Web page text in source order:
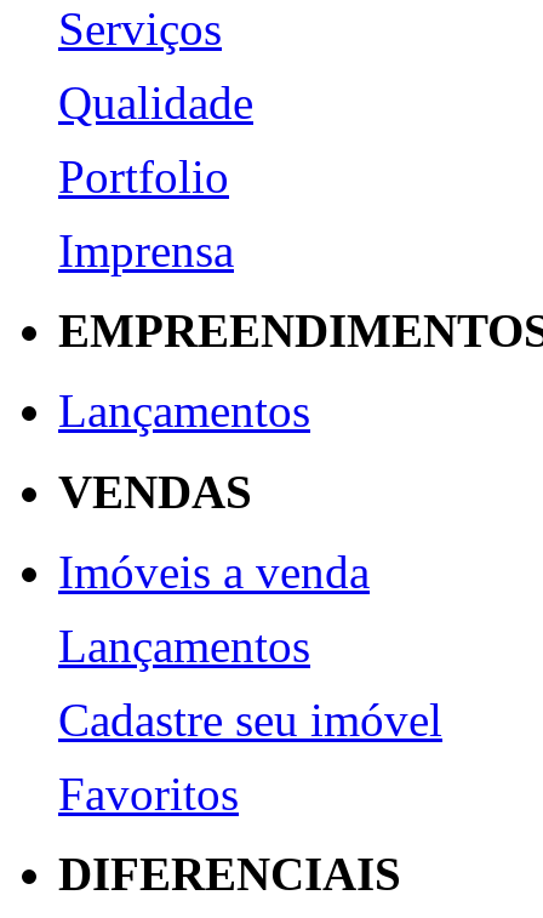
Serviços
Qualidade
Portfolio
Imprensa
Lançamentos
VENDAS
Imóveis a venda
Lançamentos
Cadastre seu imóvel
Favoritos
DIFERENCIAIS